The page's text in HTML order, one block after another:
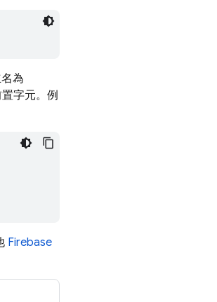
為
字元。例
Firebase